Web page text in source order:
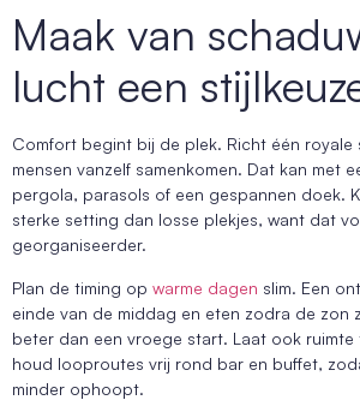
Maak van
lucht een
Comfort begint bij de plek. Richt één royale
mensen vanzelf samenkomen. Dat kan met
pergola, parasols of een gespannen doek.
sterke setting dan losse plekjes, want dat
georganiseerder.
Plan de timing op warme dagen slim. Een
einde van de middag en eten zodra de zon
beter dan een vroege start. Laat ook ruimte
houd looproutes vrij rond bar en buffet,
minder ophoopt.